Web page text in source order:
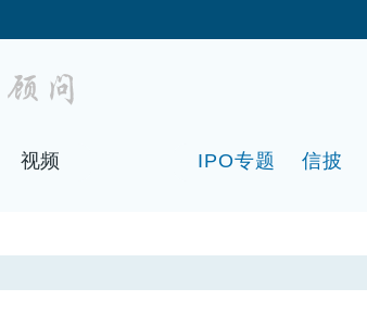
视频 IPO专题 信披